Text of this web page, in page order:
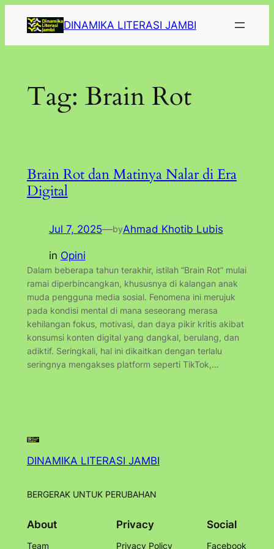
konten
DINAMIKA LITERASI JAMBI
Tag: Brain Rot
Brain Rot dan Matinya Nalar di Era
Digital
Jul 7, 2025—byAhmad Khotib Lubis
in Opini
Dalam beberapa tahun terakhir, istilah “Brain Rot” mulai
ramai diperbincangkan, khususnya di kalangan anak
muda pengguna media sosial. Fenomena ini merujuk
pada kondisi mental di mana seseorang merasa
kehilangan fokus, motivasi, dan daya pikir kritis akibat
konsumsi konten digital yang dangkal, berulang, dan
adiktif. Seringkali, hal ini dikaitkan dengan terlalu
seringnya mengakses platform seperti TikTok,…
DINAMIKA LITERASI JAMBI
BERGERAK UNTUK PERUBAHAN
About
Team
Privacy
Privacy Policy
Social
Facebook